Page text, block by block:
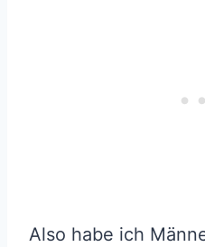
Also habe ich